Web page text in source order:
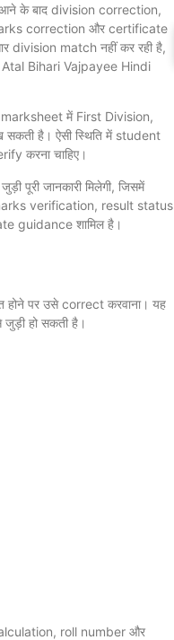
के बाद division correction,
correction और certificate
division match नहीं कर रही है,
Atal Bihari Vajpayee Hindi
में First Division,
है। ऐसी स्थिति में student
करना चाहिए।
जानकारी मिलेगी, जिसमें
verification, result status
guidance शामिल है।
पर उसे correct करवाना। यह
हो सकती है।
roll number और